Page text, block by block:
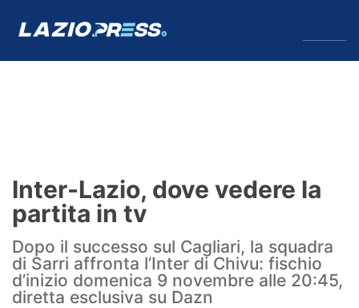
Formello
Infortuni
Primavera
Inter-Lazio, dove vedere la
partita in tv
Dopo il successo sul Cagliari, la squadra
di Sarri affronta l’Inter di Chivu: fischio
d’inizio domenica 9 novembre alle 20:45,
diretta esclusiva su Dazn